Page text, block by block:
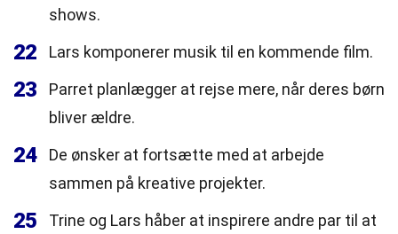
shows.
22 Lars komponerer musik til en kommende film.
23
Parret planlægger at rejse mere, når deres børn
bliver ældre.
24
De ønsker at fortsætte med at arbejde
sammen på kreative projekter.
25
Trine og Lars håber at inspirere andre par til at